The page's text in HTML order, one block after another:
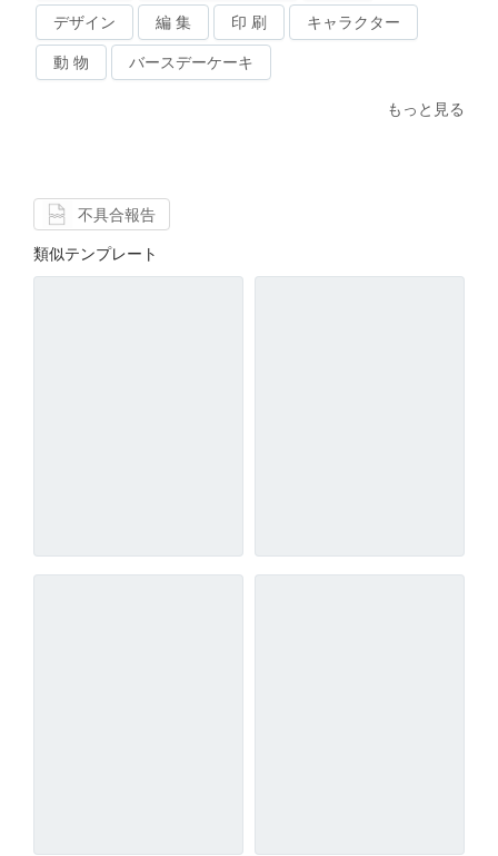
デザイン 編 集 印 刷 キャラクター
動 物 バースデーケーキ
もっと見る
不具合報告
類似テンプレート